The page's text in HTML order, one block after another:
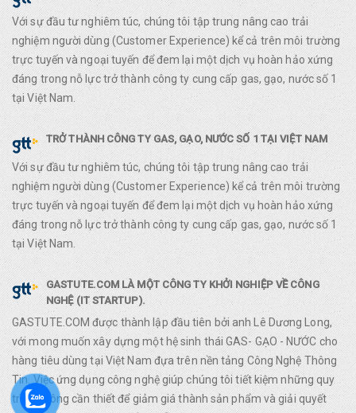
Với sự đầu tư nghiêm túc, chúng tôi tập trung nâng cao trải
nghiệm người dùng (Customer Experience) kể cả trên môi trường
trực tuyến và ngoại tuyến để đem lại một dịch vụ hoàn hảo xứng
đáng trong nỗ lực trở thành công ty cung cấp gas, gạo, nước số 1
tại Việt Nam.
TRỞ THÀNH CÔNG TY GAS, GẠO, NƯỚC SỐ 1 TẠI VIỆT NAM
Với sự đầu tư nghiêm túc, chúng tôi tập trung nâng cao trải
nghiệm người dùng (Customer Experience) kể cả trên môi trường
trực tuyến và ngoại tuyến để đem lại một dịch vụ hoàn hảo xứng
đáng trong nỗ lực trở thành công ty cung cấp gas, gạo, nước số 1
tại Việt Nam.
GASTUTE.COM LÀ MỘT CÔNG TY KHỞI NGHIỆP VỀ CÔNG
NGHỆ (IT STARTUP).
GASTUTE.COM được thành lập đầu tiên bởi anh Lê Dương Long,
với mong muốn xây dựng một hệ sinh thái GAS- GẠO - NƯỚC cho
hàng tiêu dùng tại Việt Nam đựa trên nền tảng Công Nghệ Thông
Tin. Việc ứng dụng công nghệ giúp chúng tôi tiết kiệm những quy
trình không cần thiết để giảm giá thành sản phẩm và giải quyết